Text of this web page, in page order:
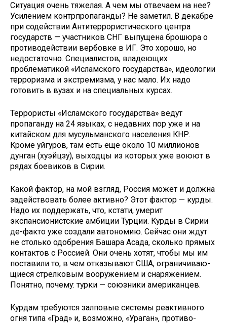
Ситуация очень тяжелая. А чем мы отвечаем на нее?
Усилением контрпропаганды? Не заметил. В декабре
при содействии Анти­террористического центра
государств — участников СНГ выпущена брошюра о
противодействии вербовке в ИГ. Это хорошо, но
недостаточно. Специалистов, владеющих
проблематикой «Исламского государства», идеологии
терроризма и экстремизма, у нас мало. Их надо
готовить в вузах и на специальных курсах.
Террористы «Исламского государства» ведут
пропаганду на 24 языках, с недавних пор уже и на
китайском для мусульманского населения КНР.
Кроме уйгуров, там ­есть еще около 10 миллионов
дун­ган (хуэйцзу), выходцы из которых уже воюют в
рядах боевиков в Си­рии.
Какой фактор, на мой взгляд, Россия может и должна
задейство­вать более активно? Этот фактор — курды.
Надо их поддержать, что, кстати, умерит
экспансионистские амбиции Турции. Курды в Сирии
де-факто уже создали автономию. Сей­час они ждут
не столько одобрения Башара Асада, сколько прямых
кон­тактов с Россией. Они очень хотят, чтобы мы им
поставили то, в чем отказывают США, ограничиваю­
щиеся стрелковым вооружением и снаряжением.
Понятно, почему: турки — союзники американцев.
Курдам требуются залповые си­стемы реактивного
огня типа «Град» и, возможно, «Ураган», противо­